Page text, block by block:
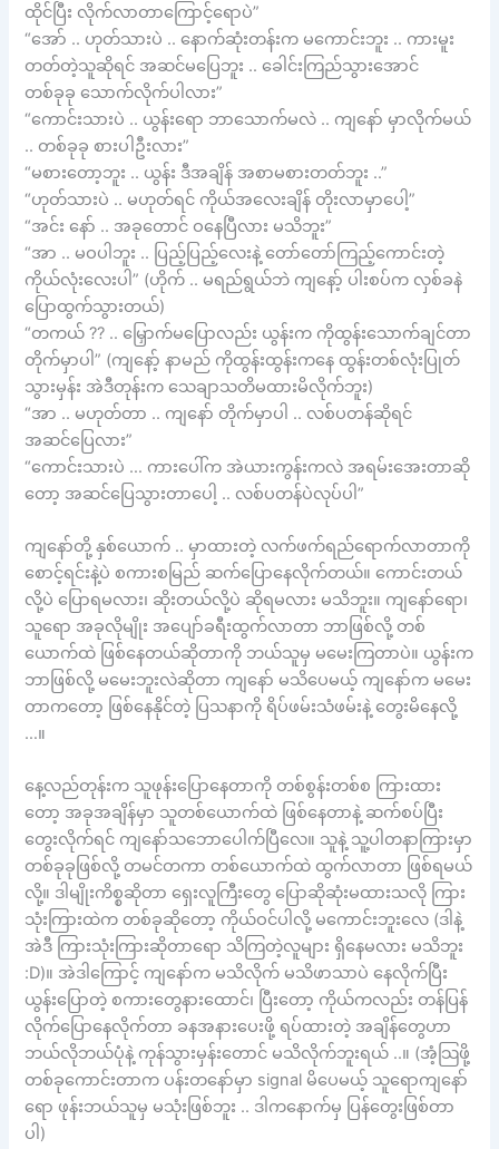
ထိုင်ပြီး လိုက်လာတာကြောင့်ရောပဲ”
“အော် .. ဟုတ်သားပဲ .. နောက်ဆုံးတန်းက မကောင်းဘူး .. ကားမူး
တတ်တဲ့သူဆိုရင် အဆင်မပြေဘူး .. ခေါင်းကြည်သွားအောင်
တစ်ခုခု သောက်လိုက်ပါလား”
“ကောင်းသားပဲ .. ယွန်းရော ဘာသောက်မလဲ .. ကျနော် မှာလိုက်မယ်
.. တစ်ခုခု စားပါဦးလား”
“မစားတော့ဘူး .. ယွန်း ဒီအချိန် အစာမစားတတ်ဘူး ..”
“ဟုတ်သားပဲ .. မဟုတ်ရင် ကိုယ်အလေးချိန် တိုးလာမှာပေါ့”
“အင်း နော် .. အခုတောင် ဝနေပြီလား မသိဘူး”
“အာ .. မဝပါဘူး .. ပြည့်ပြည့်လေးနဲ့ တော်တော်ကြည့်ကောင်းတဲ့
ကိုယ်လုံးလေးပါ” (ဟိုက် .. မရည်ရွယ်ဘဲ ကျနော့် ပါးစပ်က လှစ်ခနဲ
ပြောထွက်သွားတယ်)
“တကယ် ?? .. မြှောက်မပြောလည်း ယွန်းက ကိုထွန်းသောက်ချင်တာ
တိုက်မှာပါ” (ကျနော့် နာမည် ကိုထွန်းထွန်းကနေ ထွန်းတစ်လုံးပြုတ်
သွားမှန်း အဲဒီတုန်းက သေချာသတိမထားမိလိုက်ဘူး)
“အာ .. မဟုတ်တာ .. ကျနော် တိုက်မှာပါ .. လစ်ပတန်ဆိုရင်
အဆင်ပြေလား”
“ကောင်းသားပဲ … ကားပေါ်က အဲယားကွန်းကလဲ အရမ်းအေးတာဆို
တော့ အဆင်ပြေသွားတာပေါ့ .. လစ်ပတန်ပဲလုပ်ပါ”
ကျနော်တို့ နှစ်ယောက် .. မှာထားတဲ့ လက်ဖက်ရည်ရောက်လာတာကို
စောင့်ရင်းနဲ့ပဲ စကားစမြည် ဆက်ပြောနေလိုက်တယ်။ ကောင်းတယ်
လို့ပဲ ပြောရမလား၊ ဆိုးတယ်လို့ပဲ ဆိုရမလား မသိဘူး။ ကျနော်ရော၊
သူရော အခုလိုမျိုး အပျော်ခရီးထွက်လာတာ ဘာဖြစ်လို့ တစ်
ယောက်ထဲ ဖြစ်နေတယ်ဆိုတာကို ဘယ်သူမှ မမေးကြတာပဲ။ ယွန်းက
ဘာဖြစ်လို့ မမေးဘူးလဲဆိုတာ ကျနော် မသိပေမယ့် ကျနော်က မမေး
တာကတော့ ဖြစ်နေနိုင်တဲ့ ပြသနာကို ရိပ်ဖမ်းသံဖမ်းနဲ့ တွေးမိနေလို့
…။
နေ့လည်တုန်းက သူဖုန်းပြောနေတာကို တစ်စွန်းတစ်စ ကြားထား
တော့ အခုအချိန်မှာ သူတစ်ယောက်ထဲ ဖြစ်နေတာနဲ့ ဆက်စပ်ပြီး
တွေးလိုက်ရင် ကျနော်သဘောပေါက်ပြီလေ။ သူနဲ့ သူ့ပါတနာကြားမှာ
တစ်ခုခုဖြစ်လို့ တမင်တကာ တစ်ယောက်ထဲ ထွက်လာတာ ဖြစ်ရမယ်
လို့။ ဒါမျိုးကိစ္စဆိုတာ ရှေးလူကြီးတွေ ပြောဆိုဆုံးမထားသလို ကြား
သုံးကြားထဲက တစ်ခုဆိုတော့ ကိုယ်ဝင်ပါလို့ မကောင်းဘူးလေ (ဒါနဲ့
အဲဒီ ကြားသုံးကြားဆိုတာရော သိကြတဲ့လူများ ရှိနေမလား မသိဘူး
:D)။ အဲဒါကြောင့် ကျနော်က မသိလိုက် မသိဖာသာပဲ နေလိုက်ပြီး
ယွန်းပြောတဲ့ စကားတွေနားထောင်၊ ပြီးတော့ ကိုယ်ကလည်း တန်ပြန်
လိုက်ပြောနေလိုက်တာ ခနအနားပေးဖို့ ရပ်ထားတဲ့ အချိန်တွေဟာ
ဘယ်လိုဘယ်ပုံနဲ့ ကုန်သွားမှန်းတောင် မသိလိုက်ဘူးရယ် ..။ (အံ့သြဖို့
တစ်ခုကောင်းတာက ပန်းတနော်မှာ signal မိပေမယ့် သူရောကျနော်
ရော ဖုန်းဘယ်သူမှ မသုံးဖြစ်ဘူး .. ဒါကနောက်မှ ပြန်တွေးဖြစ်တာ
ပါ)